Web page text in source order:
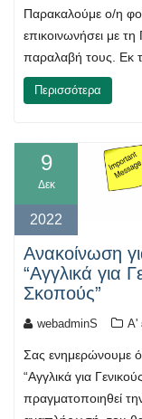
Παρακαλούμε ο/η
επικοινωνήσει με
παραλαβή τους. Εκ
Περισσότερα
9
Δεκ
2022
Ανακοίνωση
“Αγγλικά για
Σκοπούς”
webadminS Α'
Σας ενημερώνουμε
“Αγγλικά για
πραγματοποιηθεί